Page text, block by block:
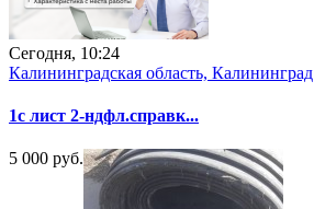
Сегодня, 10:24
Калининградская область, Калининград
1с лист 2-ндфл.справк...
5 000 руб.